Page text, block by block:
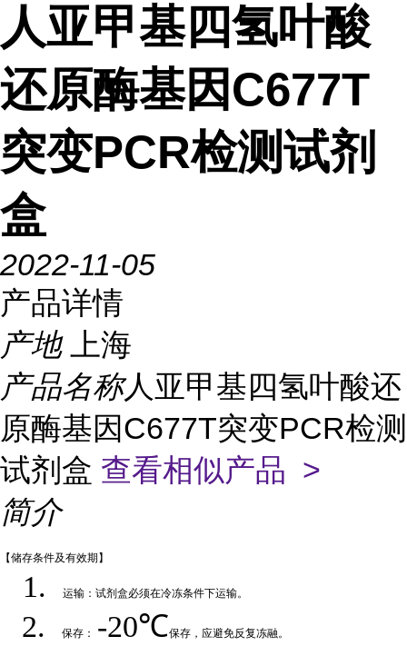
人亚甲基四氢叶酸
还原酶基因C677T
突变PCR检测试剂
盒
2022-11-05
产品详情
产地
上海
产品名称人亚甲基四氢叶酸还
原酶基因C677T突变PCR检测
试剂盒 查看相似产品 >
简介
【储存条件及有效期】
1.运输：试剂盒必须在冷冻条件下运输。
2.保存： -20℃保存，应避免反复冻融。